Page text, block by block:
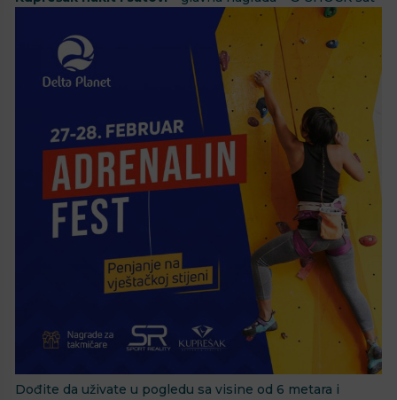
Dođite da uživate u pogledu sa visine od 6 metara i